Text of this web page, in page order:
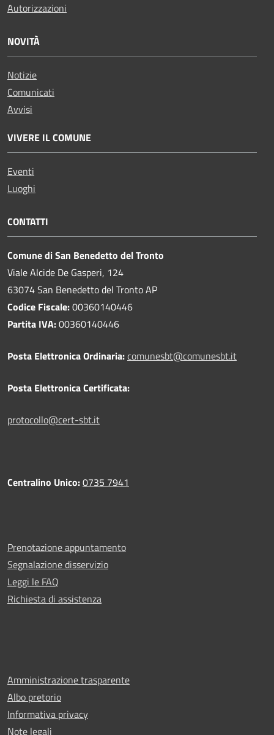
Autorizzazioni
NOVITÀ
Notizie
Comunicati
Avvisi
VIVERE IL COMUNE
Eventi
Luoghi
CONTATTI
Comune di San Benedetto del Tronto
Viale Alcide De Gasperi, 124
63074 San Benedetto del Tronto AP
Codice Fiscale:00360140446
Partita IVA:00360140446
Posta Elettronica Ordinaria:comunesbt@comunesbt.it
Posta Elettronica Certificata:
protocollo@cert-sbt.it
Centralino Unico:0735 7941
Prenotazione appuntamento
Segnalazione disservizio
Leggi le FAQ
Richiesta di assistenza
Amministrazione trasparente
Albo pretorio
Informativa privacy
Note legali